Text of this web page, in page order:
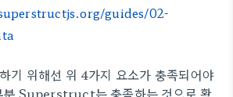
guides/02-
기 위해선 위 4가지 요소가 충족되어야
분 Superstruct는 충족하는 것으로 확